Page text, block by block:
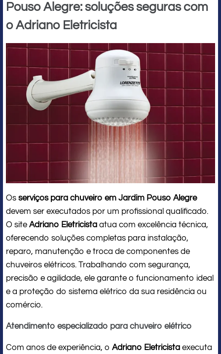
Pouso Alegre: soluções seguras com
o Adriano Eletricista
Os serviços para chuveiro em Jardim Pouso Alegre
devem ser executados por um profissional qualificado.
O site Adriano Eletricista atua com excelência técnica,
oferecendo soluções completas para instalação,
reparo, manutenção e troca de componentes de
chuveiros elétricos. Trabalhando com segurança,
precisão e agilidade, ele garante o funcionamento ideal
e a proteção do sistema elétrico da sua residência ou
comércio.
Atendimento especializado para chuveiro elétrico
Com anos de experiência, o Adriano Eletricista executa